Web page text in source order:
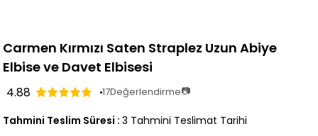
Carmen Kırmızı Saten Straplez Uzun Abiye
Elbise ve Davet Elbisesi
4.88 17Değerlendirme📷
Tahmini Teslim Süresi : 3 Tahmini Teslimat Tarihi